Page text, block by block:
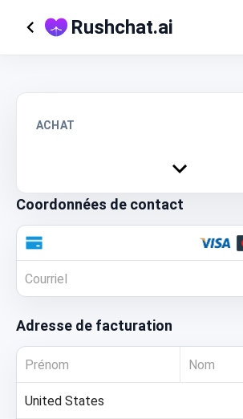
Rushchat.ai
ACHAT
Coordonnées de contact
Adresse de facturation